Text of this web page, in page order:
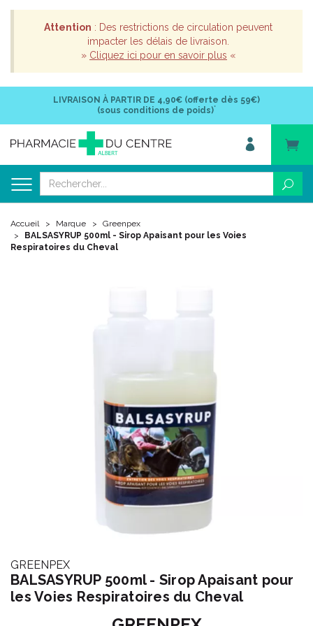
Attention : Des restrictions de circulation peuvent
impacter les délais de livraison.
» Cliquez ici pour en savoir plus «
LIVRAISON À PARTIR DE 4,90€ (offerte dès 59€)
(sous conditions de poids)*
Accueil Marque
Greenpex
BALSASYRUP 500ml - Sirop Apaisant pour les Voies
Respiratoires du Cheval
GREENPEX
BALSASYRUP 500ml - Sirop Apaisant pour
les Voies Respiratoires du Cheval